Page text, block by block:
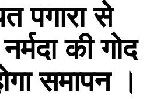
पगारा से
की गोद
समापन ।